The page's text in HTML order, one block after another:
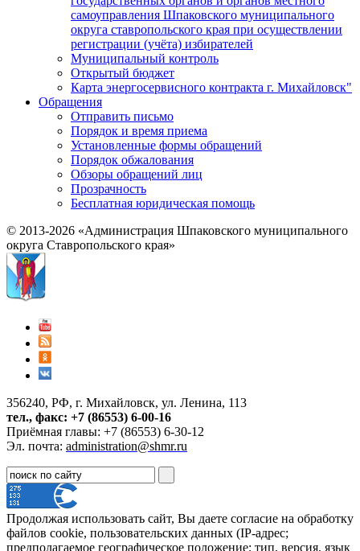
самоуправления Шпаковского муниципального
округа ставропольского края при осуществлении
регистрации (учёта) избирателей
Муниципальный контроль
Открытый бюджет
Карта энергосервисного контракта г. Михайловск"
Обращения
Отправить письмо
Порядок и время приема
Установленные формы обращений
Порядок обжалования
Обзоры обращений лиц
Прозрачность
Бесплатная юридическая помощь
© 2013-2026 «Администрация Шпаковского муниципального
округа Ставропольского края»
356240, РФ, г. Михайловск, ул. Ленина, 113
тел., факс: +7 (86553) 6-00-16
Приёмная главы: +7 (86553) 6-30-12
Эл. почта: administration@shmr.ru
Продолжая использовать сайт, Вы даете согласие на обработку
файлов cookie, пользовательских данных (IP-адрес;
предполагаемое географическое положение; тип, версия, язык